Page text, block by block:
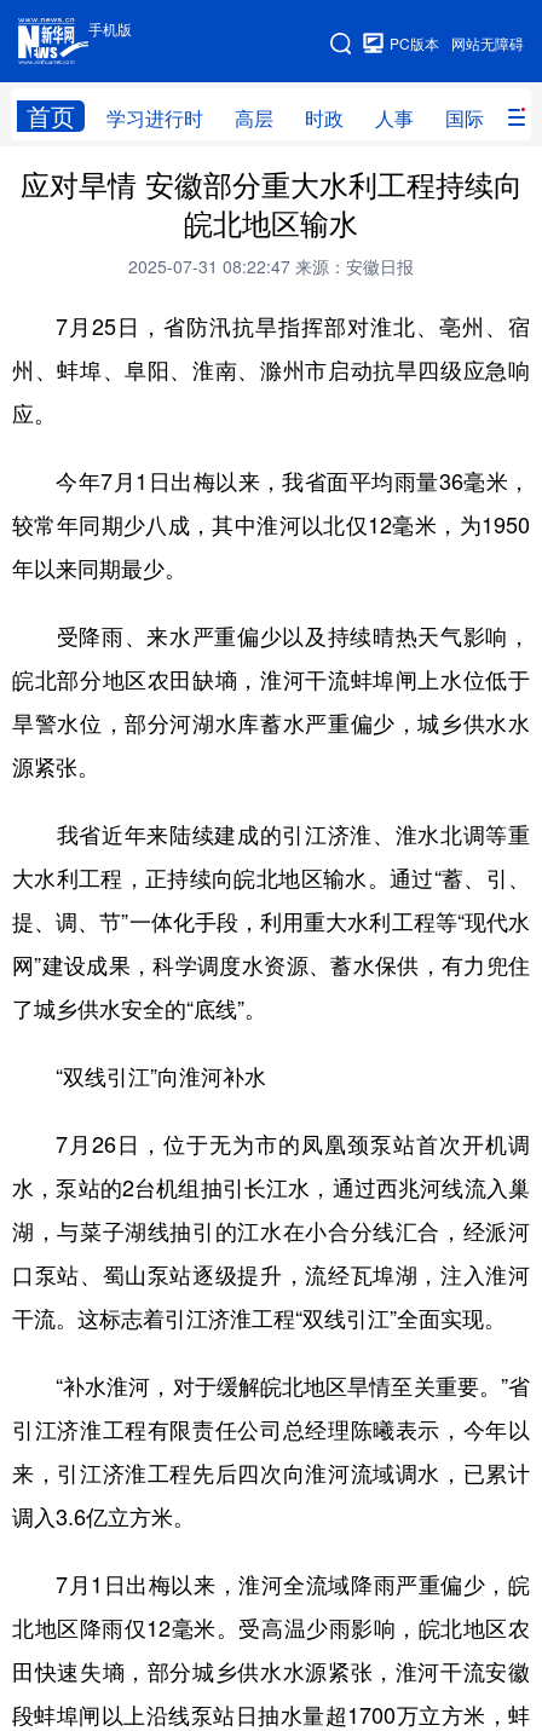
手机版
网站无障碍
PC版本
首页 学习进行时 高层 时政 人事 国际 财
手机版
网站地图
学习进行时 高层 时政 人事
财经 网评
全球连线
科技 科创 量子 体育
文化 书画 健康 军事
法律 中央文件 金融 汽车
食品 人居 信息化 数字经济
学术中国
城市 旅游 能源 会展
彩票 娱乐 时尚 悦读
公益 一带一路 亚太网 上市公司
地方频道
北京 天津 河北 山西
山东 河南
广东 广西 海南 重庆
四川 贵州 云南 西藏
陕西 甘肃 青海 宁夏
新疆 内蒙古 黑龙江
多语种频道
English Español Français عربى
Русский язык 日本語 한국어
应对旱情 安徽部分重大水利工程持续向
皖北地区输水
2025-07-31 08:22:47 来源：安徽日报
7月25日，省防汛抗旱指挥部对淮北、亳州、宿
州、蚌埠、阜阳、淮南、滁州市启动抗旱四级应急响
应。
今年7月1日出梅以来，我省面平均雨量36毫米，
较常年同期少八成，其中淮河以北仅12毫米，为1950
年以来同期最少。
受降雨、来水严重偏少以及持续晴热天气影响，
皖北部分地区农田缺墒，淮河干流蚌埠闸上水位低于
旱警水位，部分河湖水库蓄水严重偏少，城乡供水水
源紧张。
我省近年来陆续建成的引江济淮、淮水北调等重
大水利工程，正持续向皖北地区输水。通过“蓄、引、
提、调、节”一体化手段，利用重大水利工程等“现代水
网”建设成果，科学调度水资源、蓄水保供，有力兜住
了城乡供水安全的“底线”。
“双线引江”向淮河补水
7月26日，位于无为市的凤凰颈泵站首次开机调
水，泵站的2台机组抽引长江水，通过西兆河线流入巢
湖，与菜子湖线抽引的江水在小合分线汇合，经派河
口泵站、蜀山泵站逐级提升，流经瓦埠湖，注入淮河
干流。这标志着引江济淮工程“双线引江”全面实现。
“补水淮河，对于缓解皖北地区旱情至关重要。”省
引江济淮工程有限责任公司总经理陈曦表示，今年以
来，引江济淮工程先后四次向淮河流域调水，已累计
调入3.6亿立方米。
7月1日出梅以来，淮河全流域降雨严重偏少，皖
北地区降雨仅12毫米。受高温少雨影响，皖北地区农
田快速失墒，部分城乡供水水源紧张，淮河干流安徽
段蚌埠闸以上沿线泵站日抽水量超1700万立方米，蚌